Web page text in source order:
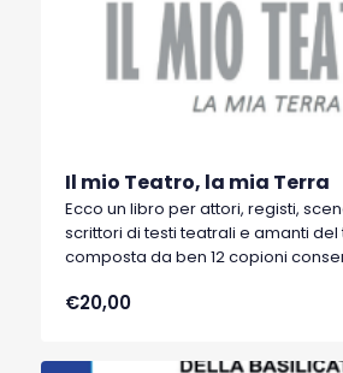
Il mio Teatro, la mia Terra
Ecco un libro per attori, registi,
scrittori di testi teatrali e amanti del
composta da ben 12 copioni
da un testo letterario (Pirandello,
€20,00